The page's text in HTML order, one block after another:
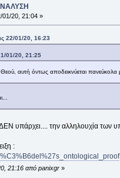
01/20, 21:04 »
22/01/20, 16:23
01/20, 21:25
αυτή όντως αποδεικνύεται
υπάρχει.... την αλληλουχία των
:
21:16 από panixgr»